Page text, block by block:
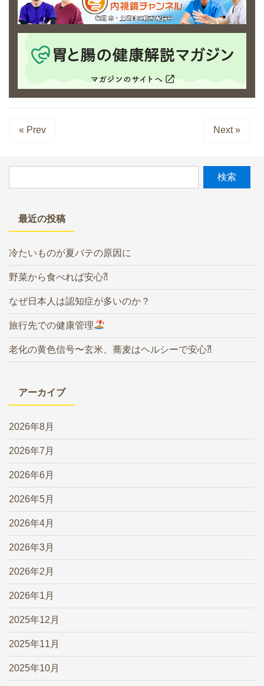
« Prev Next »
最近の投稿
冷たいものが夏バテの原因に
野菜から食べれば安心⁈
なぜ日本人は認知症が多いのか？
旅行先での健康管理
老化の黄色信号〜玄米、蕎麦はヘルシーで安心⁈
アーカイブ
2026年8月
2026年7月
2026年6月
2026年5月
2026年4月
2026年3月
2026年2月
2026年1月
2025年12月
2025年11月
2025年10月